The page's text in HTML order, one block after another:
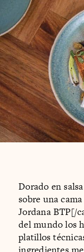
Dorado en
sobre una
Jordana BTP[/
del mundo los
platillos